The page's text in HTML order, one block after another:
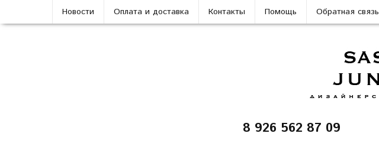
Новости Оплата и доставка Контакты Помощь Обратная связь
8 926 562 87 09